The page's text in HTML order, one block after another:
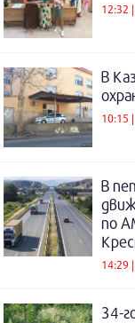
12:32
В
10:15
В
по
14:29
34-